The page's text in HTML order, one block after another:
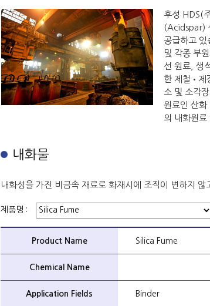
후성 HDS(
(Acidspar)
공급하고
및 각종 부
선 원료, 생
한 제철•제
소 및 소각
원료인 산화
의 내화원료
내화물
내화성을 가진 비금속 재료로 화재시에 조직이 변하지
제품명 :
Product Name Silica Fume
Chemical Name
Application Fields Binder